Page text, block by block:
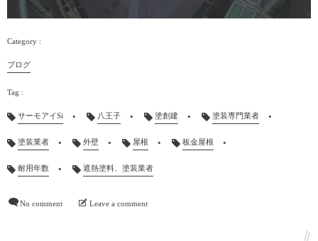
ブログ
サーモアイSi 八王子 塗創建 塗装専門業者
塗装業者 外壁 屋根 板金屋根
耐用年数 遮熱塗料、塗装業者
No comment Leave a comment